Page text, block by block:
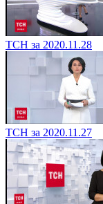
ТСН за 2020.11.28
ТСН за 2020.11.27